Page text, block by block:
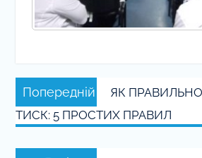
Навігація
записів
Попередній
запис:
ЯК
ТИСК: 5 ПРОСТИХ ПРАВИЛ